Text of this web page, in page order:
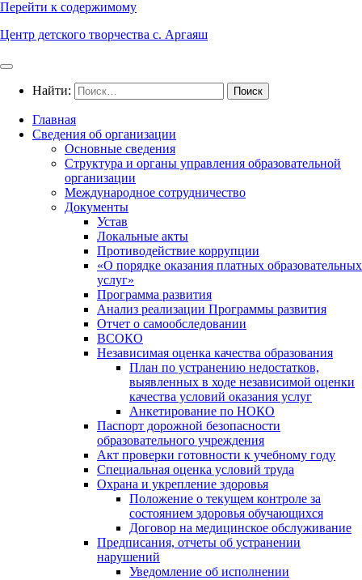
Перейти к содержимому
Центр детского творчества с. Аргаяш
Найти:
Главная
Сведения об организации
Основные сведения
Структура и органы управления образовательной
организации
Международное сотрудничество
Документы
Устав
Локальные акты
Противодействие коррупции
«О порядке оказания платных образовательных
услуг»
Программа развития
Анализ реализации Программы развития
Отчет о самообследовании
ВСОКО
Независимая оценка качества образования
План по устранению недостатков,
выявленных в ходе независимой оценки
качества условий оказания услуг
Анкетирование по НОКО
Паспорт дорожной безопасности
образовательного учреждения
Акт проверки готовности к учебному году
Специальная оценка условий труда
Охрана и укрепление здоровья
Положение о текущем контроле за
состоянием здоровья обучающихся
Договор на медицинское обслуживание
Предписания, отчеты об устранении
нарушений
Уведомление об исполнении